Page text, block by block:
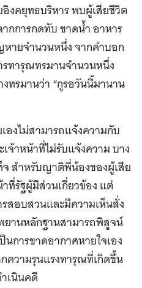
งคยุทธบริหาร พบผู้เสียชีวิต
กการกดทับ ขาดน้ำ อาหาร
ายจำนวนหนึ่ง จากคำบอก
ทารุณทรมานจำนวนหนึ่ง
ทรมานว่า “กูรอวันนี้มานาน
งไม่สามารถแจ้งความกับ
จ้าหน้าที่ไม่รับแจ้งความ บาง
สำหรับญาติพี่น้องของผู้เสีย
ที่รัฐผู้มีส่วนเกี่ยวข้อง แต่
สอบสวนและมีความเห็นสั่ง
ยานหลักฐานสามารถพิสูจน์
นการขาดอากาศหายใจเอง
ความรุนแรงทารุณที่เกิดขึ้น
เนินคดี